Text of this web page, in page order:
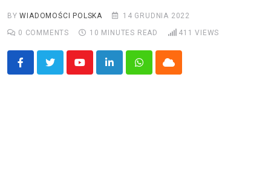
BYWIADOMOŚCI POLSKA
14 GRUDNIA 2022
0 COMMENTS 10 MINUTES READ 411 VIEWS
YoutubeLinkedInWhatsappCloud